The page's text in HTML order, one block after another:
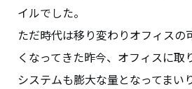
イルでした。
ただ時代は移り変わりオフィスの
くなってきた昨今、オフィスに取
システムも膨大な量となってまい